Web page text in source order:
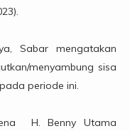
Sabar mengatakan
menyambung sisa
periode ini.
H. Benny Utama